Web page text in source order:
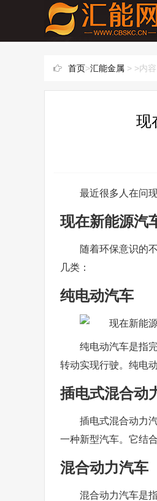
首页>汇能金属 > >内容
现
最近很多人在问
现在新能源汽
随着环保意识的
几类：
纯电动汽车
纯电动汽车是指
转动实现行驶。纯电
插电式混合动
插电式混合动力
一种新型汽车。它结
混合动力汽车
混合动力汽车是